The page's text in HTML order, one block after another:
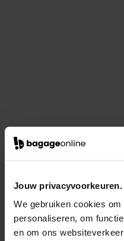
Jouw privacyvoorkeuren.
We gebruiken cookies
personaliseren, om
en om ons